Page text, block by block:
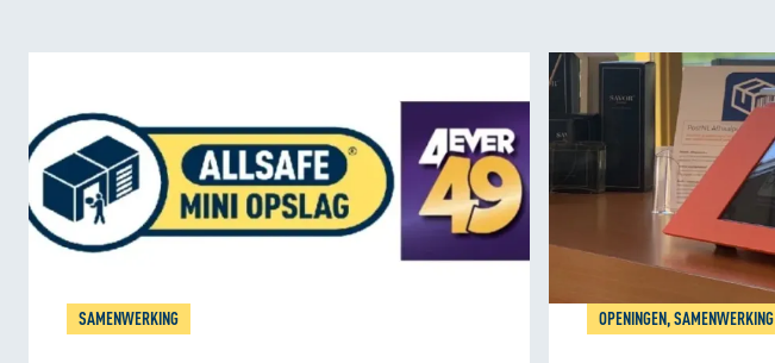
SAMENWERKING OPENINGEN, SAMENWERKING